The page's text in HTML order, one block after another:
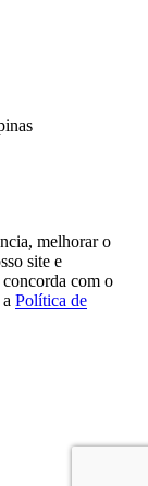
melhorar o
site e
com o
Política de